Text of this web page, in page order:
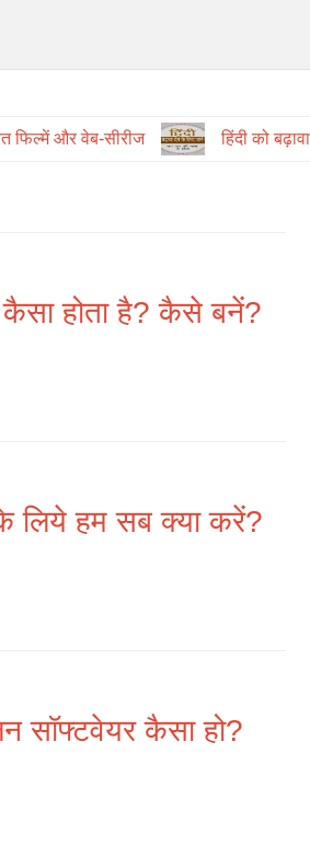
फिल्में और वेब-सीरीज हिंदी को
होता है? कैसे बनें?
के लिये हम सब क्या करें?
सॉफ्टवेयर कैसा हो?